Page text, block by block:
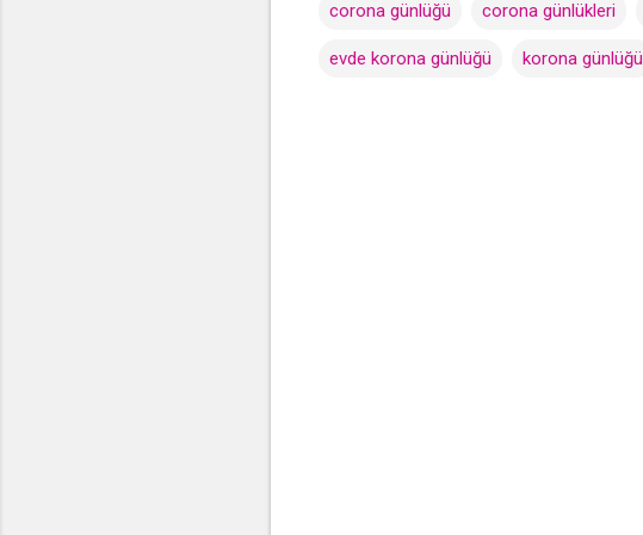
corona günlüğü corona günlükleri
evde korona günlüğü korona günlüğü